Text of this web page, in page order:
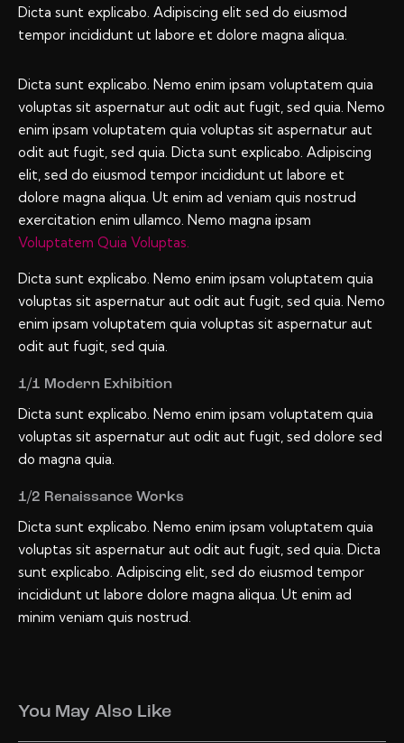
Dicta sunt explicabo. Adipiscing elit sed do eiusmod
tempor incididunt ut labore et dolore magna aliqua.
Dicta sunt explicabo. Nemo enim ipsam voluptatem quia
voluptas sit aspernatur aut odit aut fugit, sed quia. Nemo
enim ipsam voluptatem quia voluptas sit aspernatur aut
odit aut fugit, sed quia. Dicta sunt explicabo. Adipiscing
elit, sed do eiusmod tempor incididunt ut labore et
dolore magna aliqua. Ut enim ad veniam quis nostrud
exercitation enim ullamco. Nemo magna ipsam
Voluptatem Quia Voluptas.
Dicta sunt explicabo. Nemo enim ipsam voluptatem quia
voluptas sit aspernatur aut odit aut fugit, sed quia. Nemo
enim ipsam voluptatem quia voluptas sit aspernatur aut
odit aut fugit, sed quia.
1/1 Modern Exhibition
Dicta sunt explicabo. Nemo enim ipsam voluptatem quia
voluptas sit aspernatur aut odit aut fugit, sed dolore sed
do magna quia.
1/2 Renaissance Works
Dicta sunt explicabo. Nemo enim ipsam voluptatem quia
voluptas sit aspernatur aut odit aut fugit, sed quia. Dicta
sunt explicabo. Adipiscing elit, sed do eiusmod tempor
incididunt ut labore dolore magna aliqua. Ut enim ad
minim veniam quis nostrud.
You May Also Like